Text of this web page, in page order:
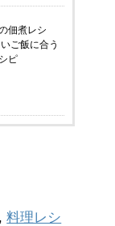
佃煮レシ
ご飯に合う
ピ
,料理レシ